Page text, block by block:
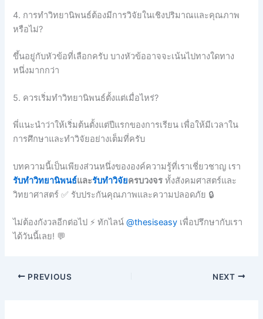
4. การทำวิทยานิพนธ์ต้องมีการวิจัยในเชิงปริมาณและคุณภาพ
หรือไม่?
ขึ้นอยู่กับหัวข้อที่เลือกครับ บางหัวข้ออาจจะเน้นไปทางใดทาง
หนึ่งมากกว่า
5. ควรเริ่มทำวิทยานิพนธ์ตั้งแต่เมื่อไหร่?
พี่แนะนำว่าให้เริ่มต้นตั้งแต่ปีแรกของการเรียน เพื่อให้มีเวลาใน
การศึกษาและทำวิจัยอย่างเต็มที่ครับ
บทความนี้เป็นเพียงส่วนหนึ่งขององค์ความรู้ที่เราเชี่ยวชาญ เรา
รับทำวิทยานิพนธ์และรับทำวิจัยครบวงจร ทั้งสังคมศาสตร์และ
วิทยาศาสตร์ ✅ รับประกันคุณภาพและความปลอดภัย 🔒
ไม่ต้องกังวลอีกต่อไป ⚡ ทักไลน์@thesiseasy เพื่อปรึกษากับเรา
ได้วันนี้เลย! 💬
PREVIOUS NEXT